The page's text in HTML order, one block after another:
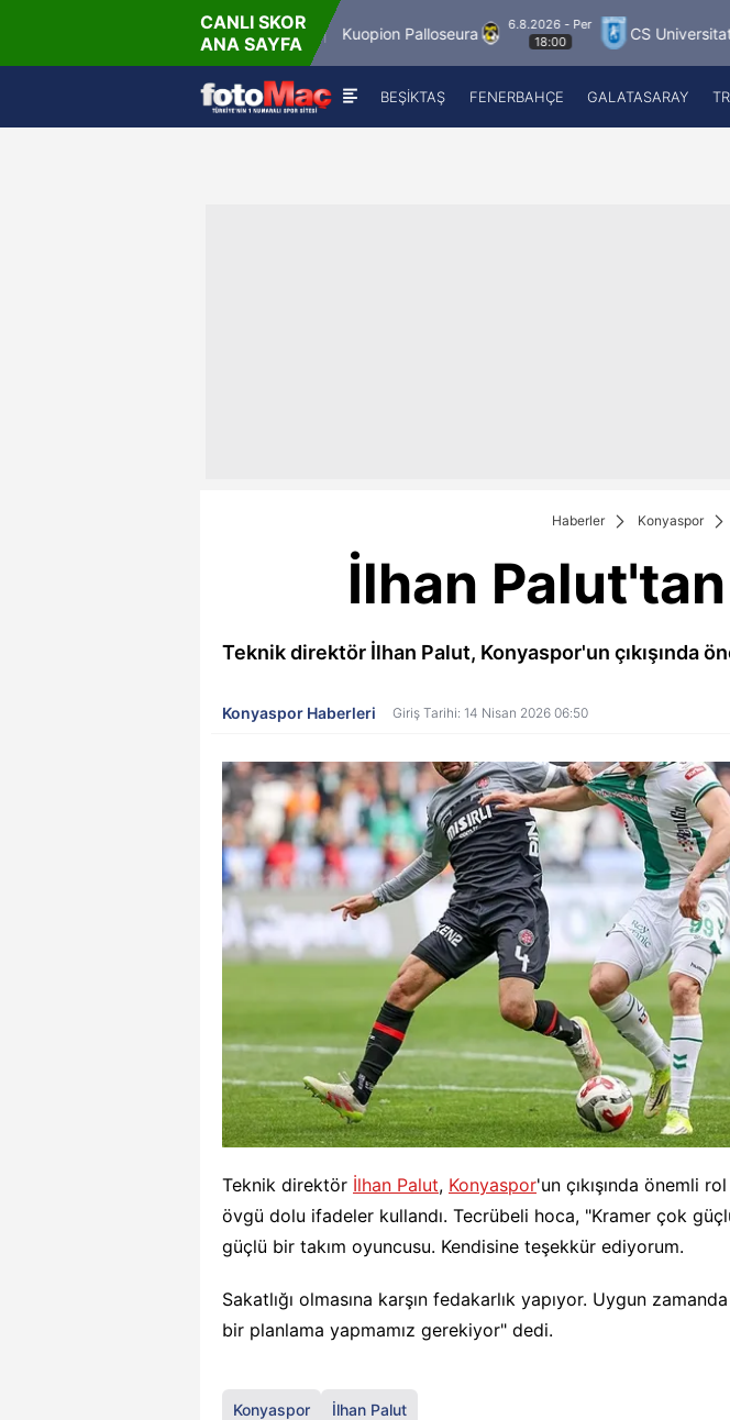
CANLI SKOR
ANA SAYFA
Winner Match 12 Kuopion Palloseura
6.8.2026 - Per
18:00
CS Universitatea
BEŞİKTAŞ FENERBAHÇE GALATASARAY
Haberler Konyaspor
İlhan
Teknik direktör İlhan Palut, Konyaspor'un çıkışında
Konyaspor Haberleri Giriş Tarihi: 14 Nisan 2026 06:50
Teknik direktör İlhan Palut, Konyaspor'un çıkışında önemli
övgü dolu ifadeler kullandı. Tecrübeli hoca, "Kramer çok
güçlü bir takım oyuncusu. Kendisine teşekkür ediyorum.
Sakatlığı olmasına karşın fedakarlık yapıyor. Uygun
bir planlama yapmamız gerekiyor" dedi.
Konyaspor İlhan Palut